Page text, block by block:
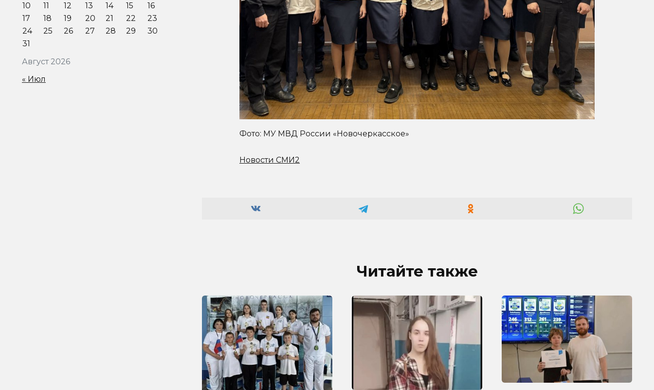
Фото: МУ МВД России «Новочеркасское»
Новости СМИ2
Читайте также
Август 2026
10
11 12 13 14 15
16
17
18 19 20 21 22
23
24
25 26 27 28 29
30
31
« Июл